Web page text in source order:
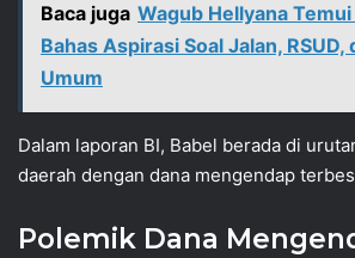
Baca juga Wagub Hellyana
Bahas Aspirasi Soal Jalan, RSUD,
Umum
Dalam laporan BI, Babel berada di
daerah dengan dana mengendap
Polemik Dana